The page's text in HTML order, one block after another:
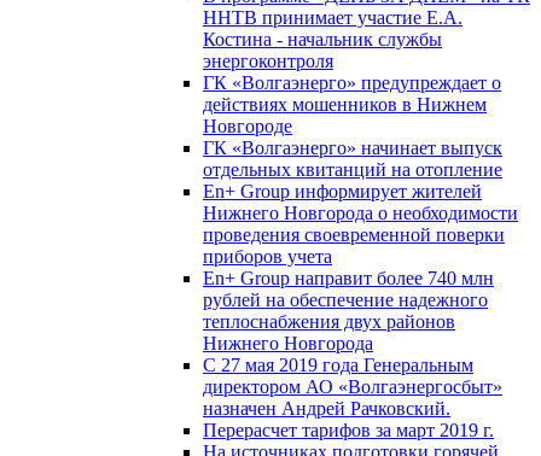
ННТВ принимает участие Е.А.
Костина - начальник службы
энергоконтроля
ГК «Волгаэнерго» предупреждает о
действиях мошенников в Нижнем
Новгороде
ГК «Волгаэнерго» начинает выпуск
отдельных квитанций на отопление
En+ Group информирует жителей
Нижнего Новгорода о необходимости
проведения своевременной поверки
приборов учета
En+ Group направит более 740 млн
рублей на обеспечение надежного
теплоснабжения двух районов
Нижнего Новгорода
С 27 мая 2019 года Генеральным
директором АО «Волгаэнергосбыт»
назначен Андрей Рачковский.
Перерасчет тарифов за март 2019 г.